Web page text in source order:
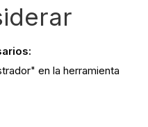
en la herramienta